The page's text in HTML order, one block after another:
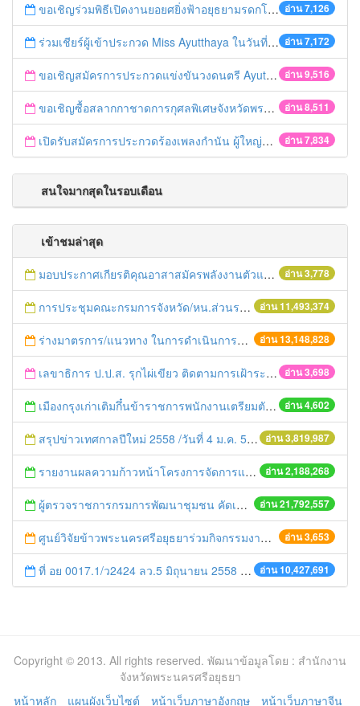
อ่าน 7,126
ขอเชิญร่วมพิธีเปิดงานยอยศยิ่งฟ้าอยุธยามรดกโลก
อ่าน 7,172
ร่วมเชียร์ผู้เข้าประกวด Miss Ayutthaya ในวันที่ 15 ธันวาคม 2560
อ่าน 9,516
ขอเชิญสมัครการประกวดแข่งขันวงดนตรี Ayutthaya battle of the bands
อ่าน 8,511
ขอเชิญซื้อสลากกาชาดการกุศลพิเศษจังหวัดพระนครศรีอยุธยา 2560
อ่าน 7,834
เปิดรับสมัครการประกวดร้องเพลงกำนัน ผู้ใหญ่บ้าน ฯลฯ
สนใจมากสุดในรอบเดือน
เข้าชมล่าสุด
อ่าน 3,778
มอบประกาศเกียรติคุณอาสาสมัครพลังงานตัวแทนระดับอำเภอ
อ่าน 11,493,374
การประชุมคณะกรมการจังหวัด/หน.ส่วนราชการประจำเดือน มิถุนายน 2558
อ่าน 13,148,828
ร่างมาตรการ/แนวทาง ในการดำเนินการประกอบการตรวจราชการแบบบูรณาการ
อ่าน 3,698
เลขาธิการ ป.ป.ส. รุกไผ่เขียว ติดตามการเฝ้าระวังปัญหายาเสพติดในชุมชน
อ่าน 4,602
เมืองกรุงเก่าเติมกึ๋นข้าราชการพนักงานเตรียมตัวเข้าสู่AEC
อ่าน 3,819,987
สรุปข่าวเทศกาลปีใหม่ 2558 /วันที่ 4 ม.ค. 58
อ่าน 2,188,268
รายงานผลความก้าวหน้าโครงการจัดการแก้ไขปัญหาขยะ สัปดาห์ที่ 9/2558
อ่าน 21,792,557
ผู้ตรวจราชการกรมการพัฒนาชุมชน คัดเลือกข้าราชการและลูกจ้างดีเด่น และหน่วยงานพัฒนาชุมชนใสสะอาด ประจำปี ๒๕๕๔
อ่าน 3,653
ศูนย์วิจัยข้าวพระนครศรีอยุธยาร่วมกิจกรรมงานสัปดาห์ส่งเสริมพระพุทธศาสนาเนื่องในเทศกาลอาสาฬหบูชาและเข้าพรรษาประจำปี 2557
อ่าน 10,427,691
ที่ อย 0017.1/ว2424 ลว.5 มิถุนายน 2558 เรื่อง แจ้งกำหนดตรวจประเมินและให้คะแนนหน่วยงานที่สมัครเข้าร่วมโครงการพัฒนาหน่วยงานต้นแบบในการจัดตั้งศูนย์ข้อมูลข่าวสารของราชการฯ ประจำปีงบประมาณ พ.ศ. 2558
Copyright © 2013. All rights reserved. พัฒนาข้อมูลโดย : สำนักงาน
จังหวัดพระนครศรีอยุธยา
หน้าหลัก
แผนผังเว็บไซต์ หน้าเว็บภาษาอังกฤษ หน้าเว็บภาษาจีน